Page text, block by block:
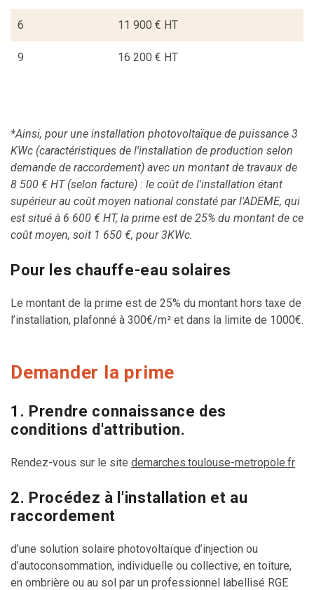
6 11 900 € HT
9 16 200 € HT
*Ainsi, pour une installation photovoltaïque de puissance 3
KWc (caractéristiques de l'installation de production selon
demande de raccordement) avec un montant de travaux de
8 500 € HT (selon facture) : le coût de l'installation étant
supérieur au coût moyen national constaté par l'ADEME, qui
est situé à 6 600 € HT, la prime est de 25% du montant de ce
coût moyen, soit 1 650 €, pour 3KWc.
Pour les chauffe-eau solaires
Le montant de la prime est de 25% du montant hors taxe de
l’installation, plafonné à 300€/m² et dans la limite de 1000€.
Demander la prime
1. Prendre connaissance des
conditions d'attribution.
Rendez-vous sur le site demarches.toulouse-metropole.fr
2. Procédez à l'installation et au
raccordement
d’une solution solaire photovoltaïque d’injection ou
d’autoconsommation, individuelle ou collective, en toiture,
en ombrière ou au sol par un professionnel labellisé RGE